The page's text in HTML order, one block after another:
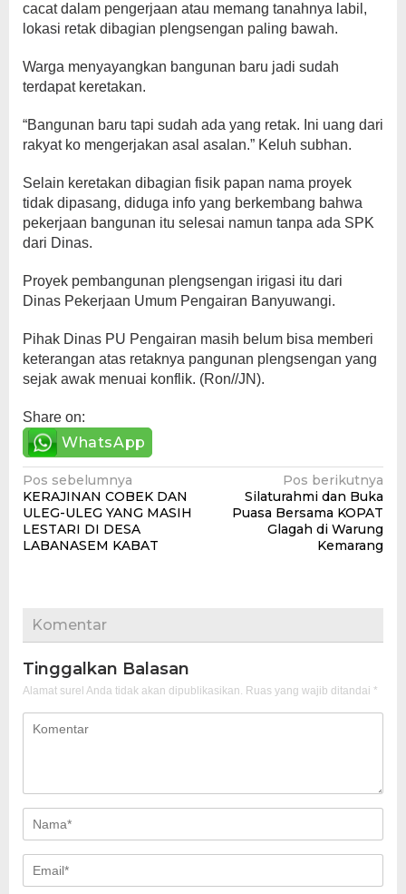
cacat dalam pengerjaan atau memang tanahnya labil,
lokasi retak dibagian plengsengan paling bawah.
Warga menyayangkan bangunan baru jadi sudah
terdapat keretakan.
“Bangunan baru tapi sudah ada yang retak. Ini uang dari
rakyat ko mengerjakan asal asalan.” Keluh subhan.
Selain keretakan dibagian fisik papan nama proyek
tidak dipasang, diduga info yang berkembang bahwa
pekerjaan bangunan itu selesai namun tanpa ada SPK
dari Dinas.
Proyek pembangunan plengsengan irigasi itu dari
Dinas Pekerjaan Umum Pengairan Banyuwangi.
Pihak Dinas PU Pengairan masih belum bisa memberi
keterangan atas retaknya pangunan plengsengan yang
sejak awak menuai konflik. (Ron//JN).
Share on:
WhatsApp
Navigasi
pos
Pos sebelumnya
KERAJINAN COBEK DAN
ULEG-ULEG YANG MASIH
LESTARI DI DESA
LABANASEM KABAT
Pos berikutnya
Silaturahmi dan Buka
Puasa Bersama KOPAT
Glagah di Warung
Kemarang
Komentar
Tinggalkan Balasan
Alamat surel Anda tidak akan dipublikasikan. Ruas yang wajib ditandai *